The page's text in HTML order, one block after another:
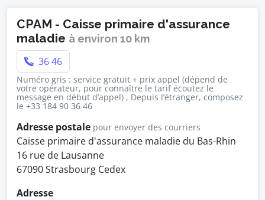
CPAM - Caisse primaire d'assurance
maladie à environ 10 km
36 46
Numéro gris : service gratuit + prix appel (dépend de
votre opérateur, pour connaître le tarif écoutez le
message en début d’appel) , Depuis l’étranger, composez
le +33 184 90 36 46
Adresse postale pour envoyer des courriers
Caisse primaire d'assurance maladie du Bas-Rhin
16 rue de Lausanne
67090 Strasbourg Cedex
Adresse